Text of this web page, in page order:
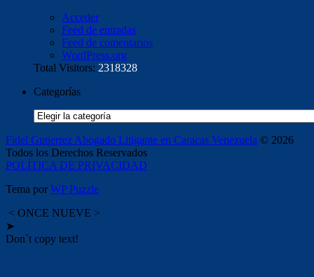
Acceder
Feed de entradas
Feed de comentarios
WordPress.org
Total Visitors: 2318328
Categorías
Categorías
Fidel Gutierrez Abogado Litigante en Caracas Venezuela © 2026
Todos los Derechos Reservados
POLÍTICA DE PRIVACIDAD
Tema por WP Puzzle
< ONCE NUEVE >
➤
Don`t copy text!